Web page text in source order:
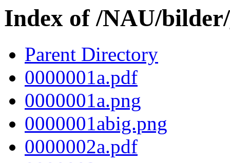
Index of /NAU/
Parent Directory
0000001a.pdf
0000001a.png
0000001abig.png
0000002a.pdf